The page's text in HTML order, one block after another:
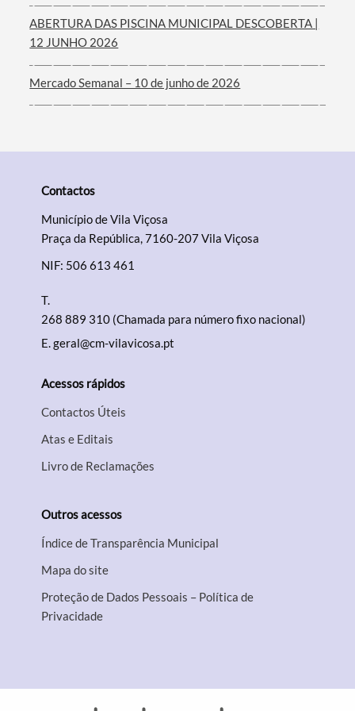
ABERTURA DAS PISCINA MUNICIPAL DESCOBERTA |
12 JUNHO 2026
Mercado Semanal – 10 de junho de 2026
Contactos
Município de Vila Viçosa
Praça da República, 7160-207 Vila Viçosa
NIF: 506 613 461
T.
268 889 310 (Chamada para número fixo nacional)
E.geral@cm-vilavicosa.pt
Acessos rápidos
Contactos Úteis
Atas e Editais
Livro de Reclamações
Outros acessos
Índice de Transparência Municipal
Mapa do site
Proteção de Dados Pessoais – Política de
Privacidade